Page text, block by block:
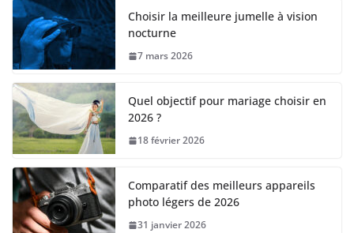
Choisir la meilleure jumelle à vision
nocturne
7 mars 2026
Quel objectif pour mariage choisir en
2026 ?
18 février 2026
Comparatif des meilleurs appareils
photo légers de 2026
31 janvier 2026